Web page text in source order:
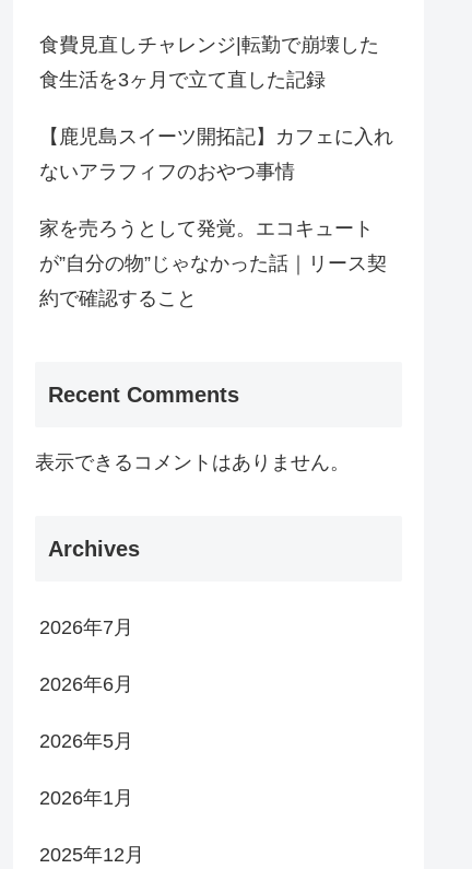
食費見直しチャレンジ|転勤で崩壊した
食生活を3ヶ月で立て直した記録
【鹿児島スイーツ開拓記】カフェに入れ
ないアラフィフのおやつ事情
家を売ろうとして発覚。エコキュート
が”自分の物”じゃなかった話｜リース契
約で確認すること
Recent Comments
表示できるコメントはありません。
Archives
2026年7月
2026年6月
2026年5月
2026年1月
2025年12月